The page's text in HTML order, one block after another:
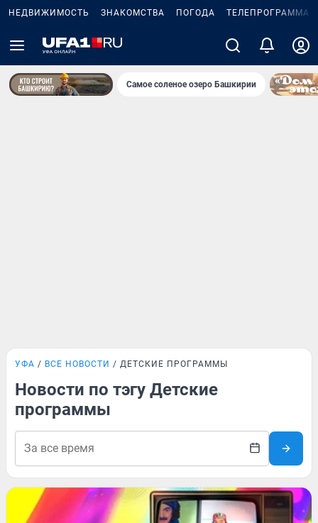
НЕДВИЖИМОСТЬ ЗНАКОМСТВА ПОГОДА ТЕЛЕПРОГРАММА
Самое соленое озеро Башкирии
УФА ВСЕ НОВОСТИ ДЕТСКИЕ ПРОГРАММЫ
Новости по тэгу Детские
программы